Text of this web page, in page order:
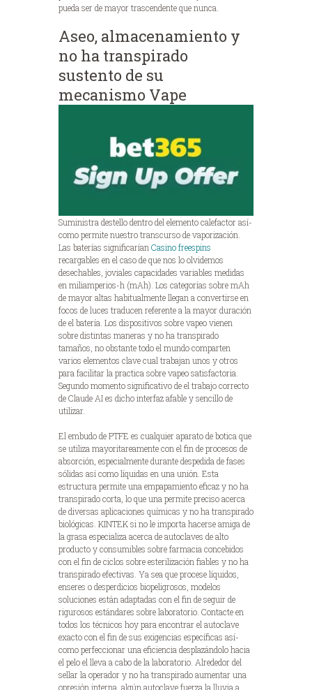
pueda ser de mayor trascendente que nunca.
Aseo, almacenamiento y
no ha transpirado
sustento de su
mecanismo Vape
Suministra destello dentro del elemento calefactor así­
como permite nuestro transcurso de vaporización.
Las baterías significarían Casino freespins
recargables en el caso de que nos lo olvidemos
desechables, joviales capacidades variables medidas
en miliamperios-h (mAh). Los categorías sobre mAh
de mayor altas habitualmente llegan a convertirse en
focos de luces traducen referente a la mayor duración
de el batería. Los dispositivos sobre vapeo vienen
sobre distintas maneras y no ha transpirado
tamaños, no obstante todo el mundo comparten
varios elementos clave cual trabajan unos y otros
para facilitar la practica sobre vapeo satisfactoria.
Segundo momento significativo de el trabajo correcto
de Claude AI es dicho interfaz afable y sencillo de
utilizar.
El embudo de PTFE es cualquier aparato de botica que
se utiliza mayoritareamente con el fin de procesos de
absorción, especialmente durante despedida de fases
sólidas así­ como líquidas en una unión. Esta
estructura permite una empapamiento eficaz y no ha
transpirado corta, lo que una permite preciso acerca
de diversas aplicaciones químicas y no ha transpirado
biológicas. KINTEK si no le importa hacerse amiga de
la grasa especializa acerca de autoclaves de alto
producto y consumibles sobre farmacia concebidos
con el fin de ciclos sobre esterilización fiables y no ha
transpirado efectivas. Ya sea que procese líquidos,
enseres o desperdicios biopeligrosos, modelos
soluciones están adaptadas con el fin de seguir de
rigurosos estándares sobre laboratorio. Contacte en
todos los técnicos hoy para encontrar el autoclave
exacto con el fin de sus exigencias específicas así­
como perfeccionar una eficiencia desplazándolo hacia
el pelo el lleva a cabo de la laboratorio. Alrededor del
sellar la operador y no ha transpirado aumentar una
opresión interna, algún autoclave fuerza la lluvia a